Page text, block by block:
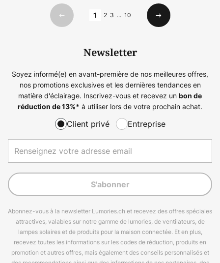
Précédent
1 2 3 ... 10
Suivant
Newsletter
Soyez informé(e) en avant-première de nos meilleures offres,
nos promotions exclusives et les dernières tendances en
matière d'éclairage. Inscrivez-vous et recevez un bon de
réduction de13%* à utiliser lors de votre prochain achat.
Client privé Entreprise
S'abonner
Abonnez-vous à la newsletter Lumories.ch et recevez des offres spéciales
attractives, valables sur notre gamme de lumories, de ventilateurs, de
lampes solaires et de produits pour la maison connectée. Et en plus,
recevez toutes les informations sur les codes de réduction, produits en
promotion et autres offres, mais également des conseils personnalisés et